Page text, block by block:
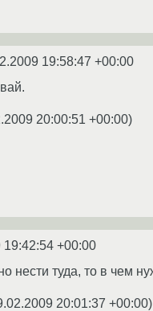
19:58:47 +00:00
20:00:51 +00:00)
19:42:54 +00:00
нести туда, то в чем
20:01:37 +00:00)